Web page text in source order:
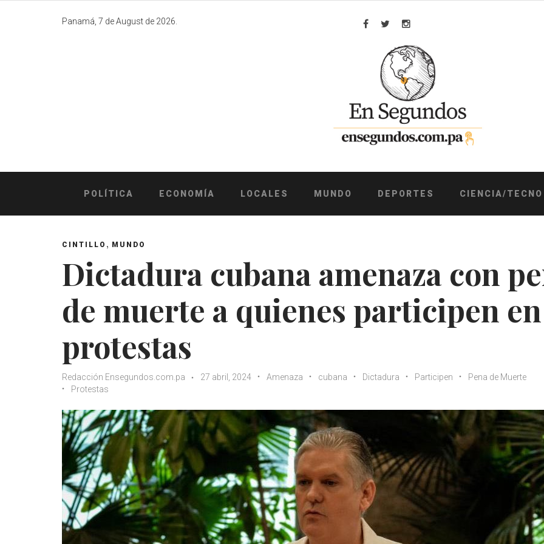
Panamá, 7 de August de 2026.
Facebook
TwitterInstagram
POLÍTICA ECONOMÍA LOCALES MUNDO DEPORTES CIENCIA/TECNO
CINTILLO , MUNDO
Dictadura cubana amenaza con
de muerte a quienes participen en
protestas
Redacción Ensegundos.com.pa 27 abril, 2024 Amenaza cubana Dictadura Participen
Pena de Muerte
Protestas